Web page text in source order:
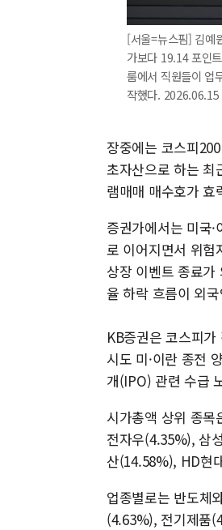
[서울=뉴스핌] 김예
가보다 19.14 포인
룸에서 직원들이 업
작했다.
장중에는 코스피
초자산으로 하는 최
램매매 매수호가
증권가에서는 미국
로 이어지면서 위험
상장 이벤트 종료
율 하락 흐름이 외
KB증권은 코스피
시도 미·이란 종전
개(IPO) 관련 수급
시가총액 상위 종
전자우(4.35%), 삼
산(14.58%), HD현
업종별로는 반도체
(4.63%), 전기제품